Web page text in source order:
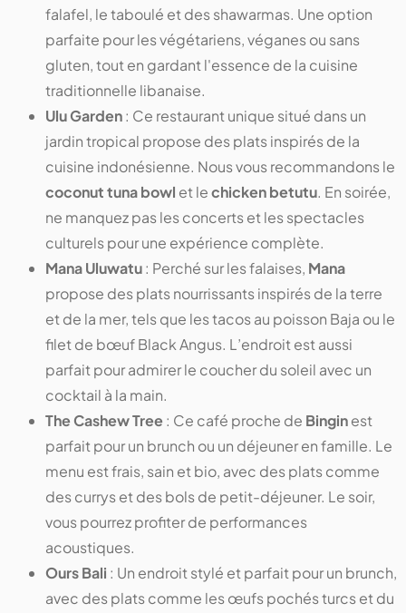
falafel, le taboulé et des shawarmas. Une option
parfaite pour les végétariens, véganes ou sans
gluten, tout en gardant l'essence de la cuisine
traditionnelle libanaise.
Ulu Garden: Ce restaurant unique situé dans un
jardin tropical propose des plats inspirés de la
cuisine indonésienne. Nous vous recommandons le
coconut tuna bowl et lechicken betutu. En soirée,
ne manquez pas les concerts et les spectacles
culturels pour une expérience complète.
Mana Uluwatu: Perché sur les falaises, Mana
propose des plats nourrissants inspirés de la terre
et de la mer, tels que les tacos au poisson Baja ou le
filet de bœuf Black Angus. L’endroit est aussi
parfait pour admirer le coucher du soleil avec un
cocktail à la main.
The Cashew Tree: Ce café proche de Binginest
parfait pour un brunch ou un déjeuner en famille. Le
menu est frais, sain et bio, avec des plats comme
des currys et des bols de petit-déjeuner. Le soir,
vous pourrez profiter de performances
acoustiques.
Ours Bali : Un endroit stylé et parfait pour un brunch,
avec des plats comme les œufs pochés turcs et du